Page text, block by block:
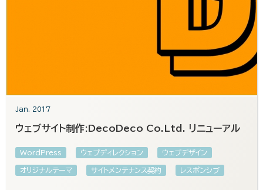
Jan. 2017
ウェブサイト制作:DecoDeco Co.Ltd. リニューアル
WordPress ウェブディレクション ウェブデザイン
オリジナルテーマ サイトメンテナンス契約 レスポンシブ